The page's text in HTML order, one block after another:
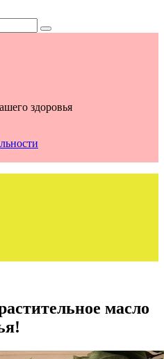
здоровья
масло